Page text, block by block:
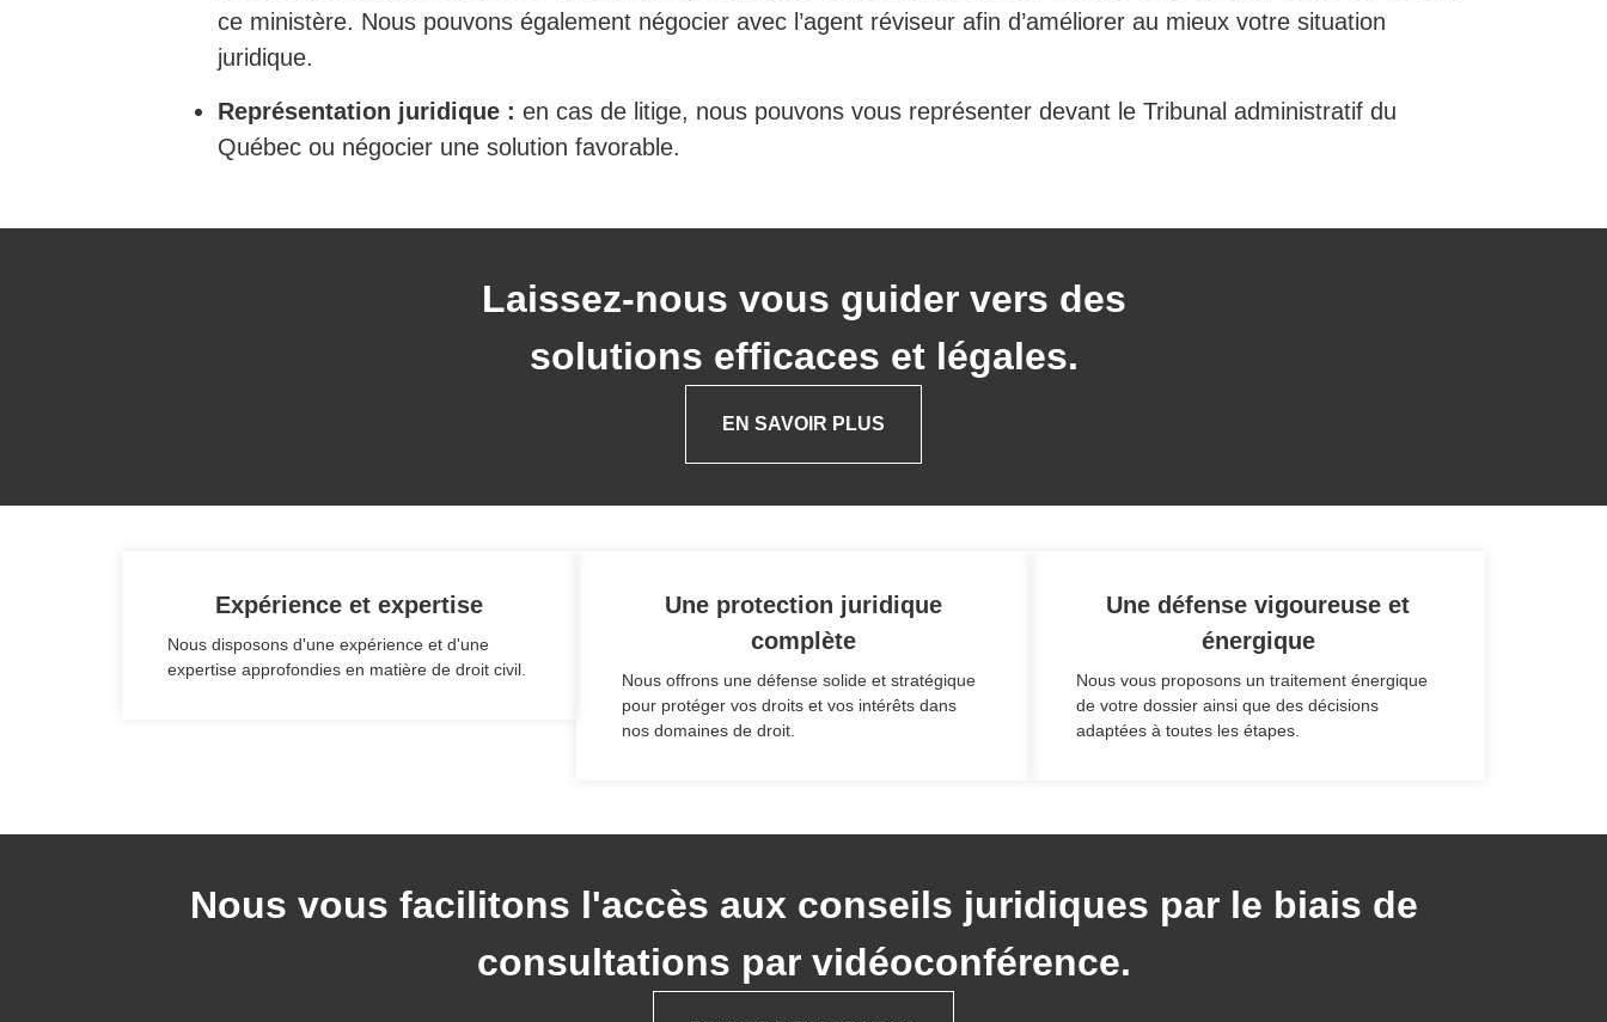
ce ministère. Nous pouvons également négocier avec l’agent réviseur afin d’améliorer au mieux votre situation
juridique.
Représentation juridique : en cas de litige, nous pouvons vous représenter devant le Tribunal administratif du
Québec ou négocier une solution favorable.
Laissez-nous vous guider vers des
solutions efficaces et légales.
EN SAVOIR PLUS
Expérience et expertise
Nous disposons d'une expérience et d'une
expertise approfondies en matière de droit civil.
Une protection juridique
complète
Nous offrons une défense solide et stratégique
pour protéger vos droits et vos intérêts dans
nos domaines de droit.
Une défense vigoureuse et
énergique
Nous vous proposons un traitement énergique
de votre dossier ainsi que des décisions
adaptées à toutes les étapes.
Nous vous facilitons l'accès aux conseils juridiques par le biais de
consultations par vidéoconférence.